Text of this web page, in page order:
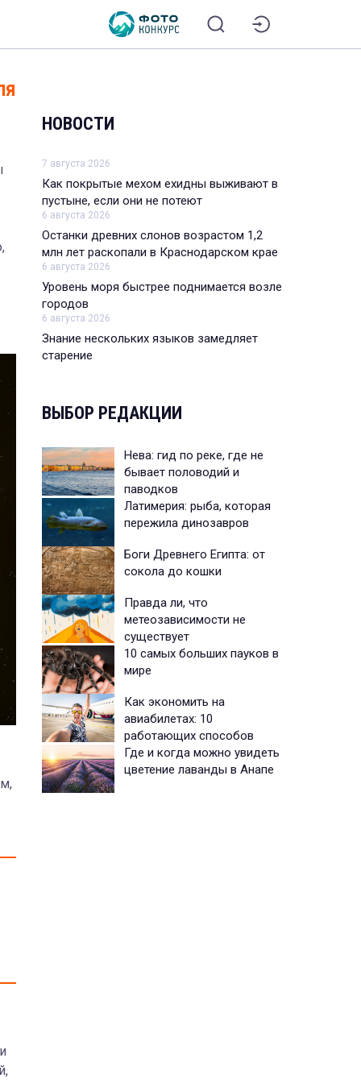
НОВОСТИ
7 августа 2026
Как покрытые мехом ехидны выживают в
пустыне, если они не потеют
6 августа 2026
Останки древних слонов возрастом 1,2
млн лет раскопали в Краснодарском крае
6 августа 2026
Уровень моря быстрее поднимается возле
городов
6 августа 2026
Знание нескольких языков замедляет
старение
ВЫБОР РЕДАКЦИИ
Нева: гид по реке, где не
бывает половодий и
паводков
Латимерия: рыба, которая
пережила динозавров
Боги Древнего Египта: от
сокола до кошки
Правда ли, что
метеозависимости не
существует
10 самых больших пауков в
мире
Как экономить на
авиабилетах: 10
работающих способов
Где и когда можно увидеть
цветение лаванды в Анапе